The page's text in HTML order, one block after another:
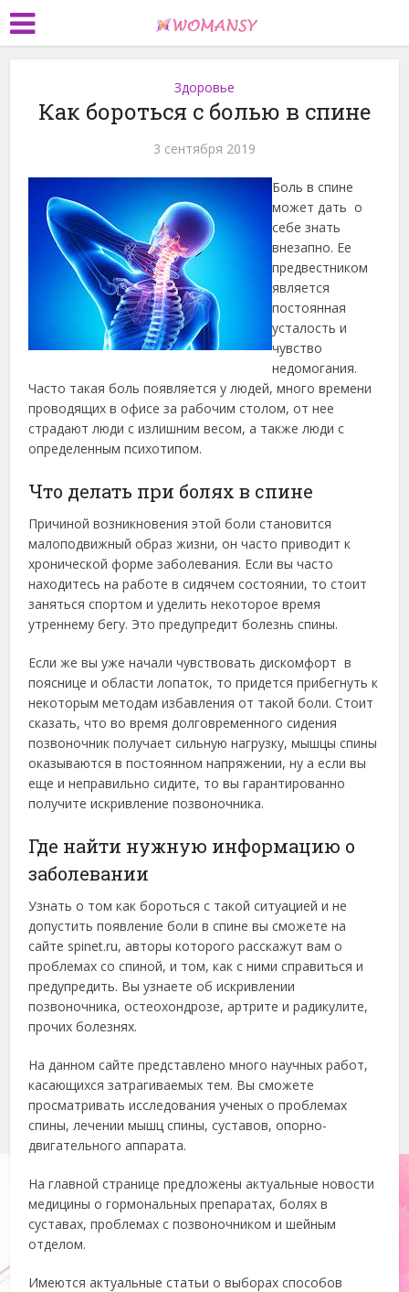
Здоровье
Как бороться с болью в спине
3 сентября 2019
Боль в спине
может дать о
себе знать
внезапно. Ее
предвестником
является
постоянная
усталость и
чувство
недомогания.
Часто такая боль появляется у людей, много времени
проводящих в офисе за рабочим столом, от нее
страдают люди с излишним весом, а также люди с
определенным психотипом.
Что делать при болях в спине
Причиной возникновения этой боли становится
малоподвижный образ жизни, он часто приводит к
хронической форме заболевания. Если вы часто
находитесь на работе в сидячем состоянии, то стоит
заняться спортом и уделить некоторое время
утреннему бегу. Это предупредит болезнь спины.
Если же вы уже начали чувствовать дискомфорт в
пояснице и области лопаток, то придется прибегнуть к
некоторым методам избавления от такой боли. Стоит
сказать, что во время долговременного сидения
позвоночник получает сильную нагрузку, мышцы спины
оказываются в постоянном напряжении, ну а если вы
еще и неправильно сидите, то вы гарантированно
получите искривление позвоночника.
Где найти нужную информацию о
заболевании
Узнать о том как бороться с такой ситуацией и не
допустить появление боли в спине вы сможете на
сайте spinet.ru, авторы которого расскажут вам о
проблемах со спиной, и том, как с ними справиться и
предупредить. Вы узнаете об искривлении
позвоночника, остеохондрозе, артрите и радикулите,
прочих болезнях.
На данном сайте представлено много научных работ,
касающихся затрагиваемых тем. Вы сможете
просматривать исследования ученых о проблемах
спины, лечении мышц спины, суставов, опорно-
двигательного аппарата.
На главной странице предложены актуальные новости
медицины о гормональных препаратах, болях в
суставах, проблемах с позвоночником и шейным
отделом.
Имеются актуальные статьи о выборах способов